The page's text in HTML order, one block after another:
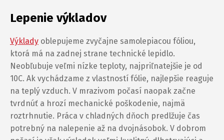
Lepenie výkladov
Výklady oblepujeme zvyčajne samolepiacou fóliou,
ktorá má na zadnej strane technické lepidlo.
Neobľubuje veľmi nízke teploty, najpriľnatejšie je od
10C. Ak vychádzame z vlastností fólie, najlepšie reaguje
na teplý vzduch. V mrazivom počasí naopak začne
tvrdnúť a hrozí mechanické poškodenie, najmä
roztrhnutie. Práca v chladných dňoch predlžuje čas
potrebný na nalepenie až na dvojnásobok. V dobrom